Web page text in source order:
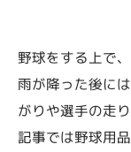
野球をする上で
雨が降った後に
がりや選手の走
記事では野球用